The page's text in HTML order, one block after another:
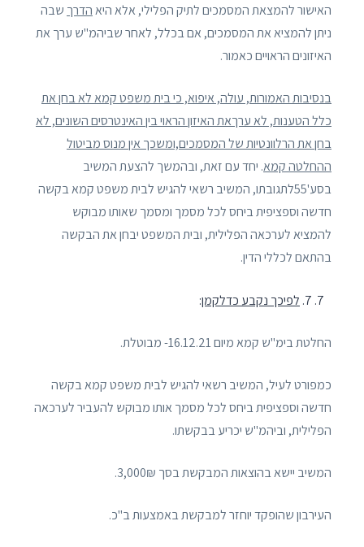
האישור להמצאת המסמכים לתיק הפלילי, אלא היאהדרך שבה
ניתן להמציא את המסמכים, אם בכלל, לאחר שביהמ"ש ערך את
האיזונים הראויים כאמור.
בנסיבות האמורות, עולה, איפוא, כי בית משפט קמא לא בחן את
כלל הטענות, לא ערךאת האיזון הראוי בין האינטרסים השונים, לא
בחן את הרלוונטיות של המסמכים,ומשכך אין מנוס מביטול
ההחלטה קמא. יחד עם זאת, ובהמשך להצעת המשיב
בסע'55לתגובתו, המשיב רשאי להגיש לבית משפט קמא בקשה
חדשה וספציפית ביחס לכל מסמך ומסמך שאותו מבוקש
להמציא לערכאה הפלילית, ובית המשפט יבחן את הבקשה
בהתאם לכללי הדין.
7. לפיכך נקבע כדלקמן:
החלטת בימ"ש קמא מיום 16.12.21- מבוטלת.
כמפורט לעיל, המשיב רשאי להגיש לבית משפט קמא בקשה
חדשה וספציפית ביחס לכל מסמך אותו מבוקש להעביר לערכאה
הפלילית, וביהמ"ש יכריע בבקשתו.
המשיב יישא בהוצאות המבקשת בסך 3,000₪.
העירבון שהופקד יוחזר למבקשת באמצעות ב"כ.